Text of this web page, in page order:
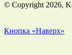
© Copyright 2026,
Кнопка «Наверх»